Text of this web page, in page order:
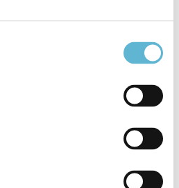
Bromölla kommuns strategiska